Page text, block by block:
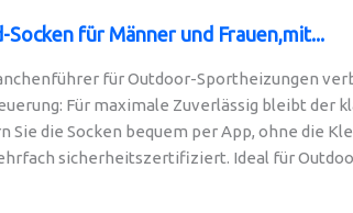
Socken für Männer und Frauen,mit...
für Outdoor-Sportheizungen
Für maximale Zuverlässig bleibt der
Sie die Socken bequem per App, ohne die
sicherheitszertifiziert. Ideal für